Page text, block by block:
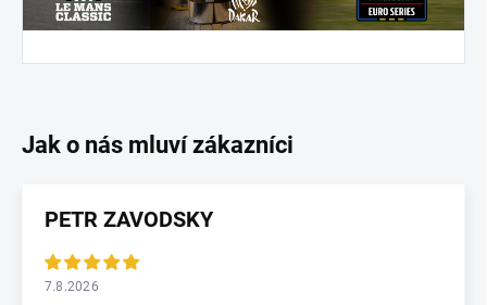
PETR ZAVODSKY
7.8.2026